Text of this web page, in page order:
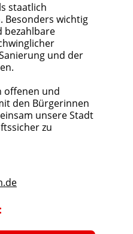
staatlich
Besonders wichtig
bezahlbare
und der
offenen und
den Bürgerinnen
unsere Stadt
zu